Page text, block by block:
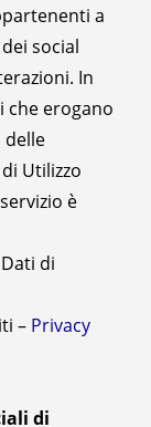
a
social
In
che erogano
delle
Utilizzo
è
di
– Privacy
di